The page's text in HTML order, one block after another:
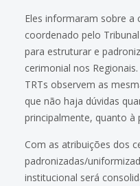
Eles informaram sobre a
coordenado pelo
para estruturar e
cerimonial nos
TRTs observem as
que não haja dúvidas
principalmente, quanto à
Com as atribuições dos
padronizadas/
institucional será